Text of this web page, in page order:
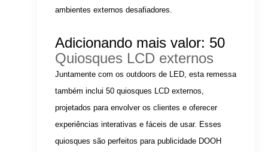
ambientes externos desafiadores.
Adicionando mais valor: 50
Quiosques LCD externos
Juntamente com os outdoors de LED, esta remessa
também inclui 50 quiosques LCD externos,
projetados para envolver os clientes e oferecer
experiências interativas e fáceis de usar. Esses
quiosques são perfeitos para publicidade DOOH